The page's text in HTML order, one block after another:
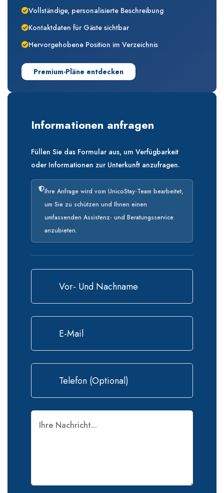
Vollständige, personalisierte Beschreibung
Kontaktdaten für Gäste sichtbar
Hervorgehobene Position im Verzeichnis
Premium-Pläne entdecken
Informationen anfragen
Füllen Sie das Formular aus, um Verfügbarkeit
oder Informationen zur Unterkunft anzufragen.
Ihre Anfrage wird vom UnicoStay-Team bearbeitet,
um Sie zu schützen und Ihnen einen
umfassenden Assistenz- und Beratungsservice
anzubieten.